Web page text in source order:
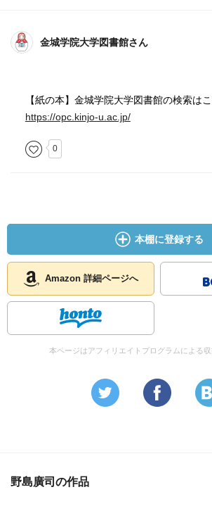
金城学院大学図書館さん
【紙の本】金城学院大学図書館の検索は
https://opc.kinjo-u.ac.jp/
0
本棚に登録する
Amazon 詳細ページへ
本ページはアフィリエイトプログラムによる
野島廣司の作品